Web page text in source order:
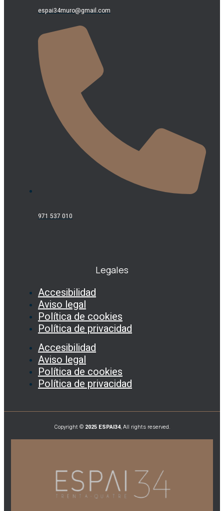
espai34muro@gmail.com
971 537 010
Legales
Accesibilidad
Aviso legal
Política de cookies
Política de privacidad
Accesibilidad
Aviso legal
Política de cookies
Política de privacidad
Copyright ©2025 ESPAI34, All rights reserved.